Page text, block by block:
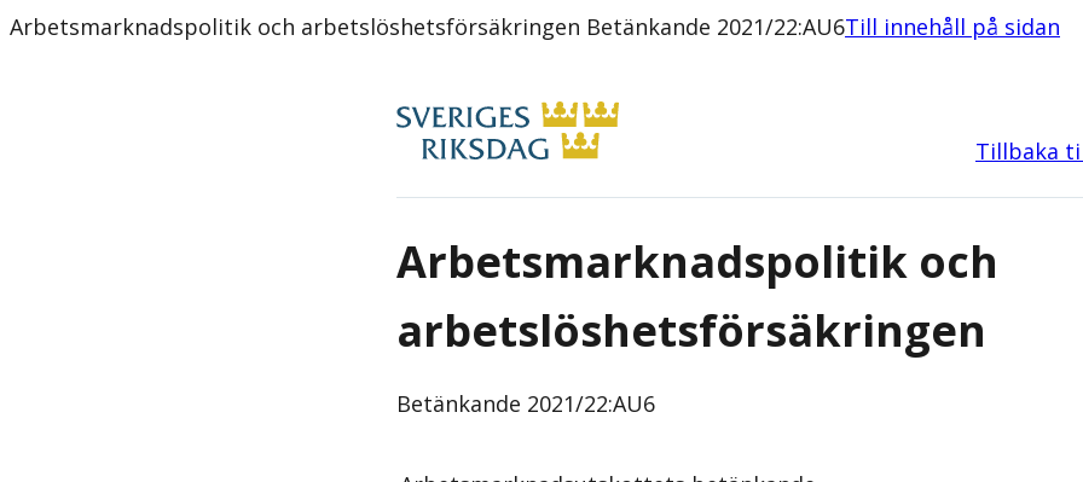
Arbetsmarknadspolitik och arbetslöshetsförsäkringen Betänkande 2021/22:AU6Till innehåll på sidan
Tillbaka
Arbetsmarknadspolitik och
arbetslöshetsförsäkringen
Betänkande 2021/22:AU6